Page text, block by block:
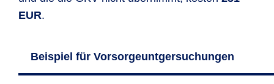
EUR.
Beispiel für Vorsorgeuntgersuchungen